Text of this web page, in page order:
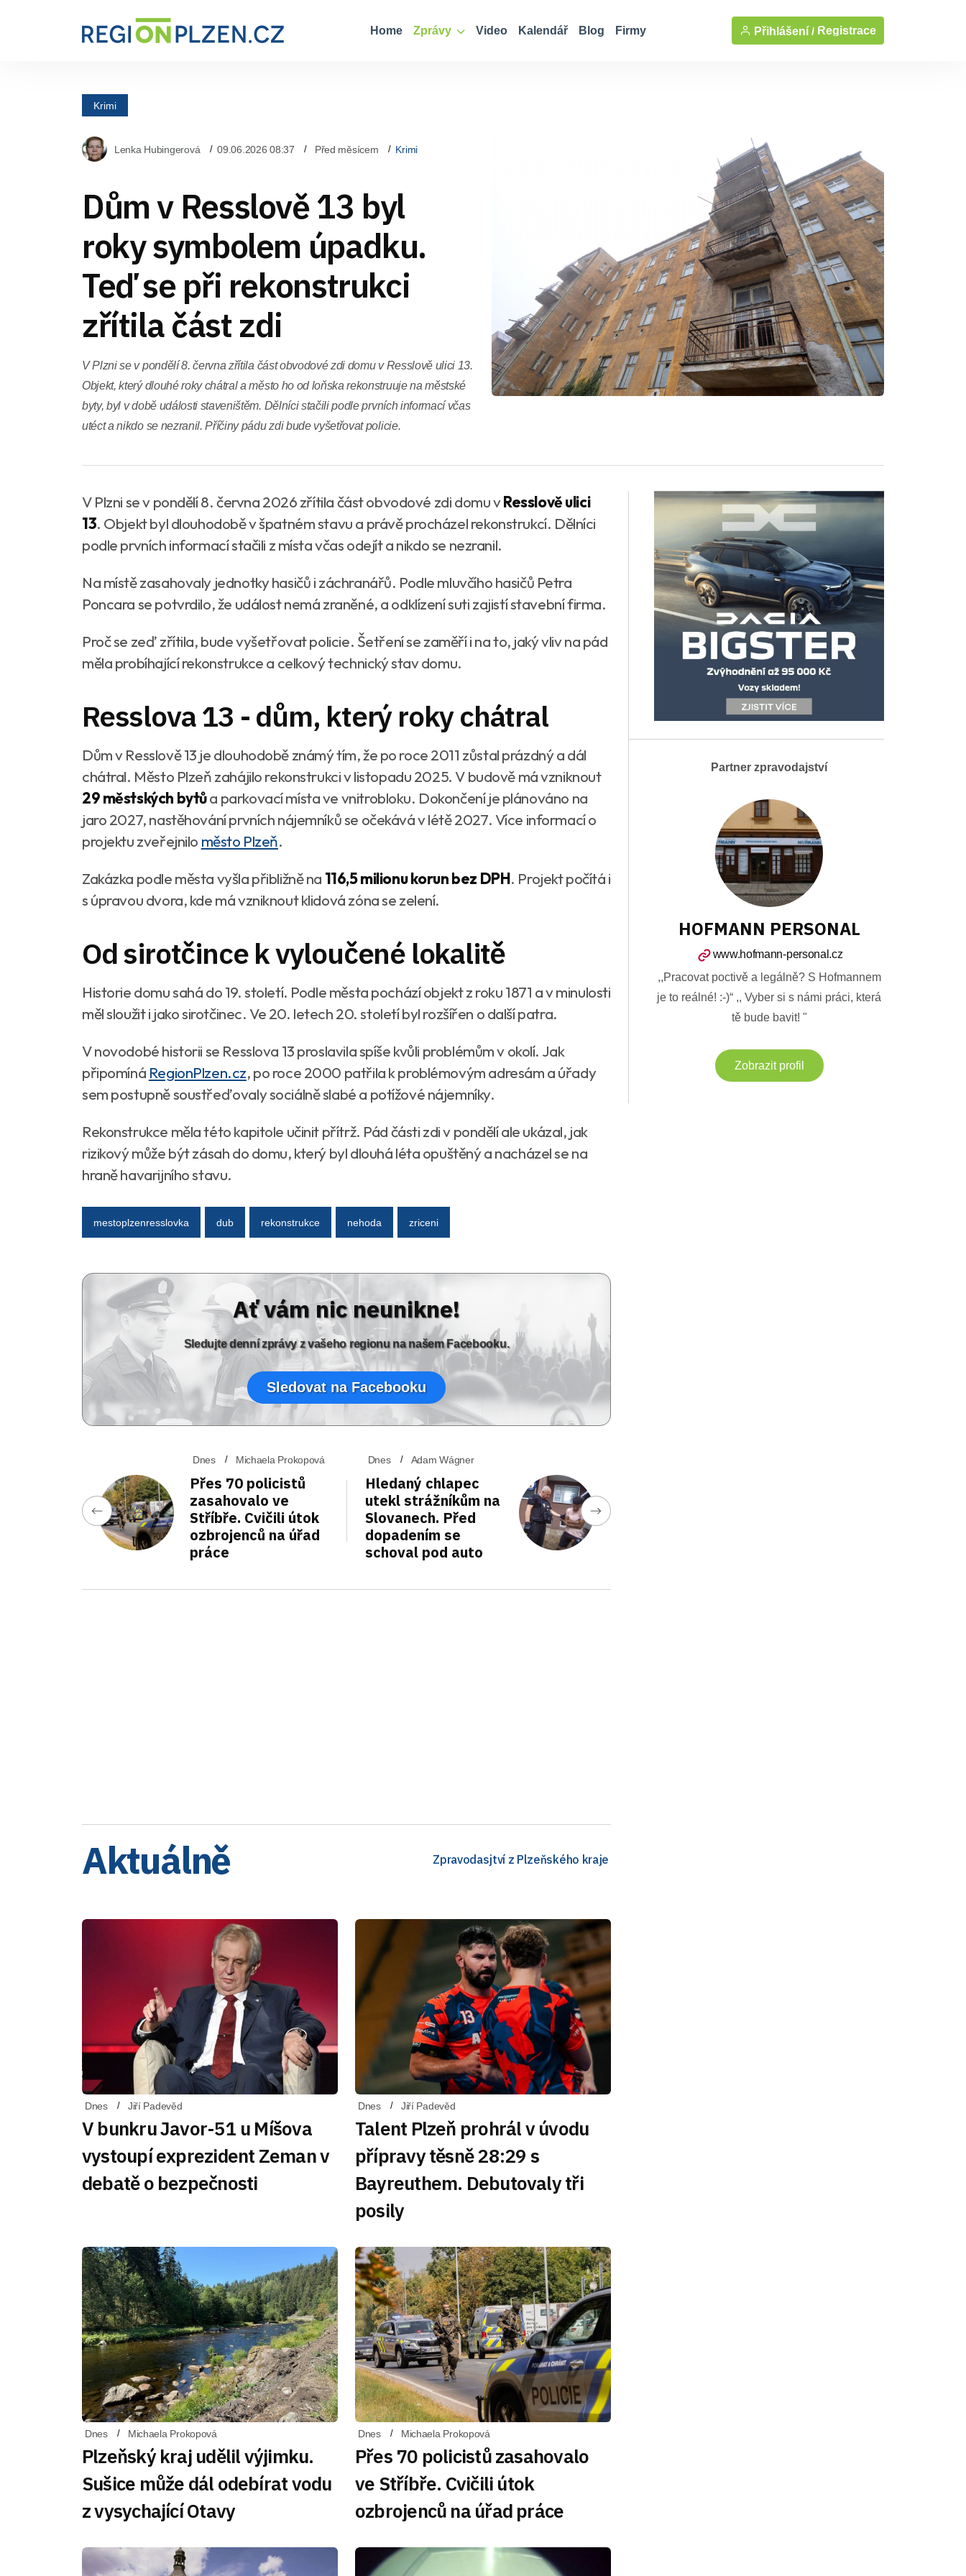
Home Zprávy Video Kalendář Blog Firmy Přihlášení / Registrace
Krimi
Lenka Hubingerová 09.06.2026 08:37 Před měsícem Krimi
Dům v Resslově 13 byl
roky symbolem úpadku.
Teď se při rekonstrukci
zřítila část zdi
V Plzni se v pondělí 8. června zřítila část obvodové zdi domu v Resslově ulici 13.
Objekt, který dlouhé roky chátral a město ho od loňska rekonstruuje na městské
byty, byl v době události staveništěm. Dělníci stačili podle prvních informací včas
utéct a nikdo se nezranil. Příčiny pádu zdi bude vyšetřovat policie.
V Plzni se v pondělí 8. června 2026 zřítila část obvodové zdi domu vResslově ulici
13. Objekt byl dlouhodobě v špatném stavu a právě procházel rekonstrukcí. Dělníci
podle prvních informací stačili z místa včas odejít a nikdo se nezranil.
Na místě zasahovaly jednotky hasičů i záchranářů. Podle mluvčího hasičů Petra
Poncara se potvrdilo, že událost nemá zraněné, a odklízení suti zajistí stavební firma.
Proč se zeď zřítila, bude vyšetřovat policie. Šetření se zaměří i na to, jaký vliv na pád
měla probíhající rekonstrukce a celkový technický stav domu.
Resslova 13 - dům, který roky chátral
Dům v Resslově 13 je dlouhodobě známý tím, že po roce 2011 zůstal prázdný a dál
chátral. Město Plzeň zahájilo rekonstrukci v listopadu 2025. V budově má vzniknout
29 městských bytůa parkovací místa ve vnitrobloku. Dokončení je plánováno na
jaro 2027, nastěhování prvních nájemníků se očekává v létě 2027. Více informací o
projektu zveřejnilo město Plzeň.
Zakázka podle města vyšla přibližně na 116,5 milionu korun bez DPH. Projekt počítá i
s úpravou dvora, kde má vzniknout klidová zóna se zelení.
Od sirotčince k vyloučené lokalitě
Historie domu sahá do 19. století. Podle města pochází objekt z roku 1871 a v minulosti
měl sloužit i jako sirotčinec. Ve 20. letech 20. století byl rozšířen o další patra.
V novodobé historii se Resslova 13 proslavila spíše kvůli problémům v okolí. Jak
připomíná RegionPlzen.cz, po roce 2000 patřila k problémovým adresám a úřady
sem postupně soustřeďovaly sociálně slabé a potížové nájemníky.
Rekonstrukce měla této kapitole učinit přítrž. Pád části zdi v pondělí ale ukázal, jak
rizikový může být zásah do domu, který byl dlouhá léta opuštěný a nacházel se na
hraně havarijního stavu.
mestoplzenresslovka dub rekonstrukce nehoda zriceni
Ať vám nic neunikne!
Sledujte denní zprávy z vašeho regionu na našem Facebooku.
Sledovat na Facebooku
Dnes Michaela Prokopová
Přes 70 policistů
zasahovalo ve
Stříbře. Cvičili útok
ozbrojenců na úřad
práce
Dnes Adam Wágner
Hledaný chlapec
utekl strážníkům na
Slovanech. Před
dopadením se
schoval pod auto
Aktuálně Zpravodasjtví z Plzeňského kraje
Dnes Jiří Padevěd
V bunkru Javor-51 u Míšova
vystoupí exprezident Zeman v
debatě o bezpečnosti
Dnes Jiří Padevěd
Talent Plzeň prohrál v úvodu
přípravy těsně 28:29 s
Bayreuthem. Debutovaly tři
posily
Dnes Michaela Prokopová
Plzeňský kraj udělil výjimku.
Sušice může dál odebírat vodu
z vysychající Otavy
Dnes Michaela Prokopová
Přes 70 policistů zasahovalo
ve Stříbře. Cvičili útok
ozbrojenců na úřad práce
Partner zpravodajství
HOFMANN PERSONAL
www.hofmann-personal.cz
,,Pracovat poctivě a legálně? S Hofmannem
je to reálné! :-)“ ,, Vyber si s námi práci, která
tě bude bavit! "
Zobrazit profil